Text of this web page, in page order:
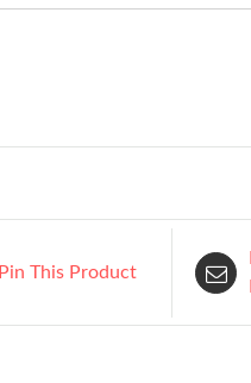
Pin This Product